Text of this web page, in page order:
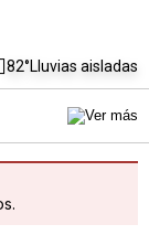
82°Lluvias aisladas